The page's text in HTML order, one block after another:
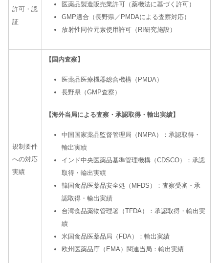
許可・認
証
医薬品製造販売業許可（薬機法に基づく許可）
GMP適合（長野県／ PMDAによる査察対応）
放射性同位元素使用許可（ RI研究施設）
規制要件
への対応
実績
【国内査察】
医薬品医療機器総合機構（ PMDA）
長野県（GMP査察）
【海外当局による査察・承認取得・輸出実績】
中国国家薬品監督管理局（ NMPA）：承認取得・
輸出実績
インド中央医薬品基準管理機構（CDSCO）：承認
取得・輸出実績
韓国食品医薬品安全処（ MFDS ）：査察受審・承
認取得・輸出実績
台湾食品薬物管理署（TFDA）：承認取得・輸出実
績
米国食品医薬品局（ FDA）：輸出実績
欧州医薬品庁（ EMA）関連当局：輸出実績